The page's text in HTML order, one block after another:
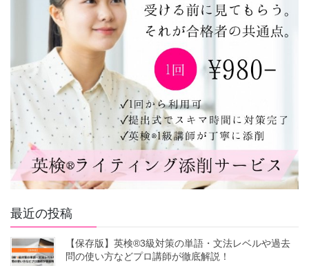
最近の投稿
【保存版】英検®3級対策の単語・文法レベルや過去
問の使い方などプロ講師が徹底解説！